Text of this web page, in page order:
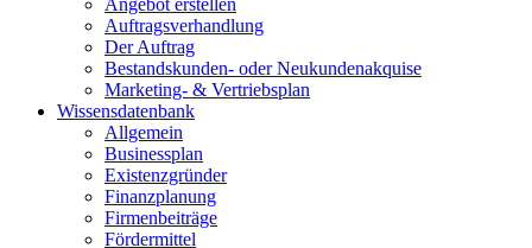
Angebot erstellen
Auftragsverhandlung
Der Auftrag
Bestandskunden- oder Neukundenakquise
Marketing- & Vertriebsplan
Wissensdatenbank
Allgemein
Businessplan
Existenzgründer
Finanzplanung
Firmenbeiträge
Fördermittel